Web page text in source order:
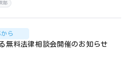
部
ら
無料法律相談会開催のお知らせ